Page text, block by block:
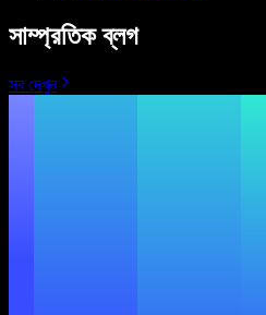
সাম্প্রতিক ব্লগ
সব দেখুন